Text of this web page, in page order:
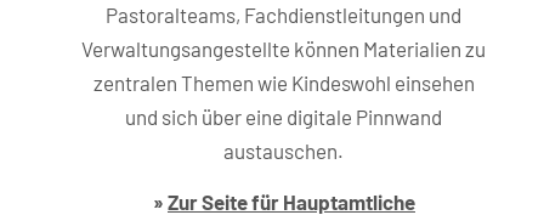
Pastoralteams, Fachdienstleitungen und
Verwaltungsangestellte können Materialien zu
zentralen Themen wie Kindeswohl einsehen
und sich über eine digitale Pinnwand
austauschen.
» Zur Seite für Hauptamtliche